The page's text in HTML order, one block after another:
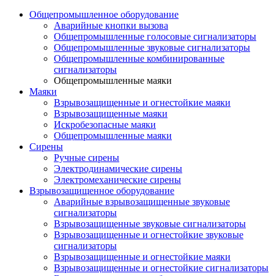
Общепромышленное оборудование
Аварийные кнопки вызова
Общепромышленные голосовые сигнализаторы
Общепромышленные звуковые сигнализаторы
Общепромышленные комбинированные
сигнализаторы
Общепромышленные маяки
Маяки
Взрывозащищенные и огнестойкие маяки
Взрывозащищенные маяки
Искробезопасные маяки
Общепромышленные маяки
Сирены
Ручные сирены
Электродинамические сирены
Электромеханические сирены
Взрывозащищенное оборудование
Аварийные взрывозащищенные звуковые
сигнализаторы
Взрывозащищенные звуковые сигнализаторы
Взрывозащищенные и огнестойкие звуковые
сигнализаторы
Взрывозащищенные и огнестойкие маяки
Взрывозащищенные и огнестойкие сигнализаторы